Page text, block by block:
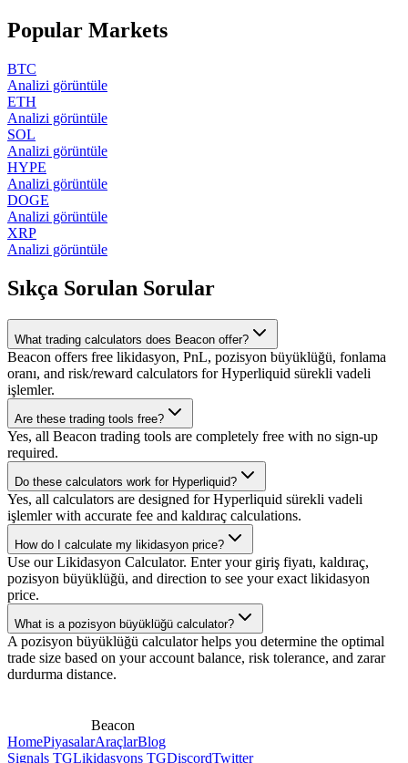
Popular Markets
BTC
Analizi görüntüle
ETH
Analizi görüntüle
SOL
Analizi görüntüle
HYPE
Analizi görüntüle
DOGE
Analizi görüntüle
XRP
Analizi görüntüle
Sıkça Sorulan Sorular
What trading calculators does Beacon offer?
Beacon offers free likidasyon, PnL, pozisyon büyüklüğü, fonlama
oranı, and risk/reward calculators for Hyperliquid sürekli vadeli
işlemler.
Are these trading tools free?
Yes, all Beacon trading tools are completely free with no sign-up
required.
Do these calculators work for Hyperliquid?
Yes, all calculators are designed for Hyperliquid sürekli vadeli
işlemler with accurate fee and kaldıraç calculations.
How do I calculate my likidasyon price?
Use our Likidasyon Calculator. Enter your giriş fiyatı, kaldıraç,
pozisyon büyüklüğü, and direction to see your exact likidasyon
price.
What is a pozisyon büyüklüğü calculator?
A pozisyon büyüklüğü calculator helps you determine the optimal
trade size based on your account balance, risk tolerance, and zarar
durdurma distance.
Beacon
HomePiyasalarAraçlarBlog
Signals TGLikidasyons TGDiscordTwitter